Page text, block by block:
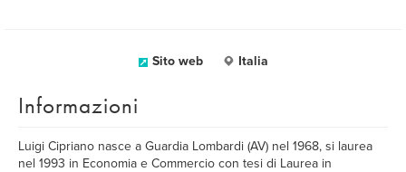
Sito web Italia
Informazioni
Luigi Cipriano nasce a Guardia Lombardi (AV) nel 1968, si laurea
nel 1993 in Economia e Commercio con tesi di Laurea in